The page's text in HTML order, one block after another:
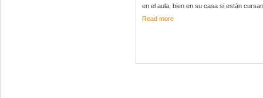
en el aula, bien en su casa si están
Read more